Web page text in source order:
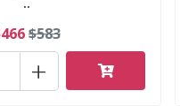
$583
+